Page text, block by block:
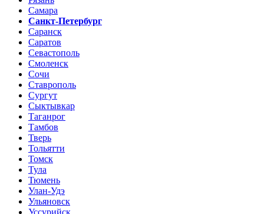
Самара
Санкт-Петербург
Саранск
Саратов
Севастополь
Смоленск
Сочи
Ставрополь
Сургут
Сыктывкар
Таганрог
Тамбов
Тверь
Тольятти
Томск
Тула
Тюмень
Улан-Удэ
Ульяновск